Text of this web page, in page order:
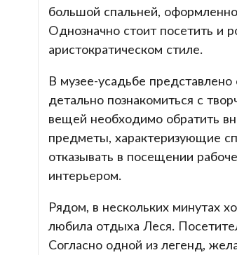
большой спальней,
Однозначно стоит посетить и
аристократическом стиле.
В музее-усадьбе
детально познакомиться с
вещей необходимо обратить
предметы, характеризующие
отказывать в посещении
интерьером.
Рядом, в нескольких минутах
любила отдыха Леся.
Согласно одной из легенд,